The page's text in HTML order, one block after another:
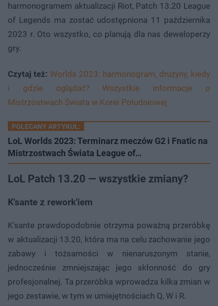
harmonogramem aktualizacji Riot, Patch 13.20 League
of Legends ma zostać udostępniona 11 października
2023 r. Oto wszystko, co planują dla nas deweloperzy
gry.
Czytaj też: Worlds 2023: harmonogram, drużyny, kiedy
i gdzie oglądać? Wszystkie informacje o
Mistrzostwach Świata w Korei Południowej
POLECANY ARTYKUŁ:
LoL Worlds 2023: Terminarz meczów G2 i Fnatic na
Mistrzostwach Świata League of…
LoL Patch 13.20 — wszystkie zmiany?
K'sante z rework'iem
K'sante prawdopodobnie otrzyma poważną przeróbkę
w aktualizacji 13.20, która ma na celu zachowanie jego
zabawy i tożsamości w nienaruszonym stanie,
jednocześnie zmniejszając jego skłonność do gry
profesjonalnej. Ta przeróbka wprowadza kilka zmian w
jego zestawie, w tym w umiejętnościach Q, W i R.